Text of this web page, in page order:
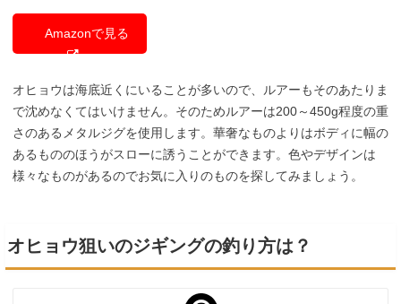
Amazonで見る
オヒョウは海底近くにいることが多いので、ルアーもそのあたりま
で沈めなくてはいけません。そのためルアーは200～450g程度の重
さのあるメタルジグを使用します。華奢なものよりはボディに幅の
あるもののほうがスローに誘うことができます。色やデザインは
様々なものがあるのでお気に入りのものを探してみましょう。
オヒョウ狙いのジギングの釣り方は？